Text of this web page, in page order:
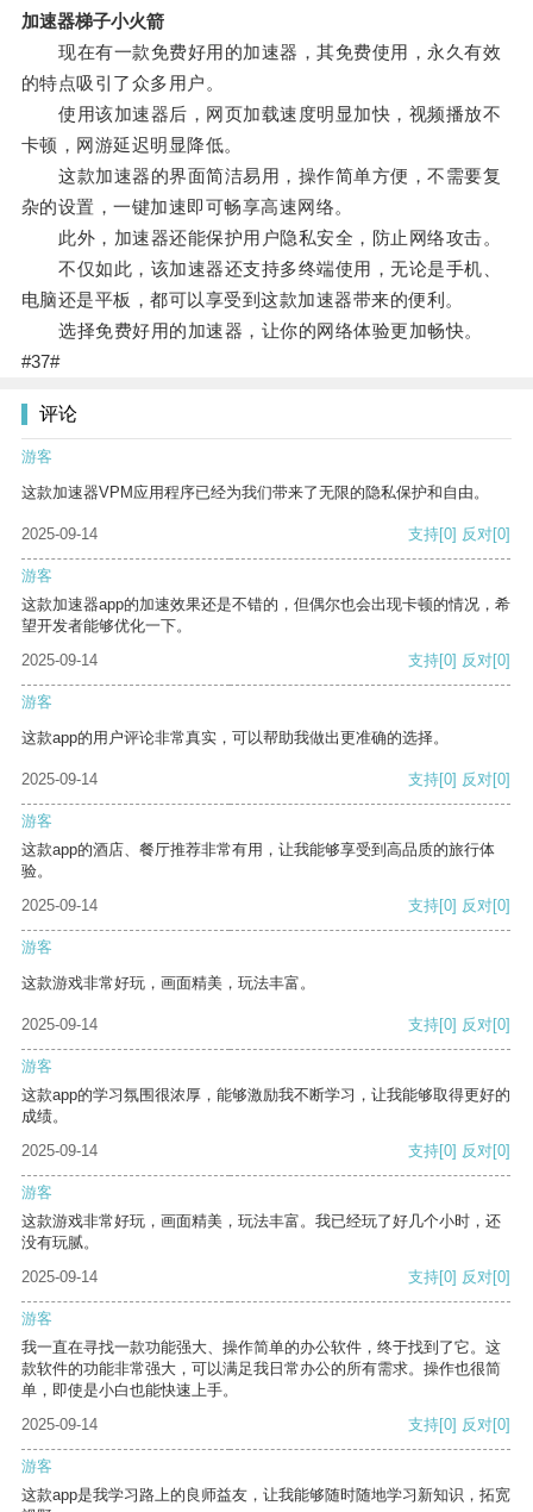
加速器梯子小火箭
现在有一款免费好用的加速器，其免费使用，永久有效
的特点吸引了众多用户。
使用该加速器后，网页加载速度明显加快，视频播放不
卡顿，网游延迟明显降低。
这款加速器的界面简洁易用，操作简单方便，不需要复
杂的设置，一键加速即可畅享高速网络。
此外，加速器还能保护用户隐私安全，防止网络攻击。
不仅如此，该加速器还支持多终端使用，无论是手机、
电脑还是平板，都可以享受到这款加速器带来的便利。
选择免费好用的加速器，让你的网络体验更加畅快。
#37#
评论
游客
这款加速器VPM应用程序已经为我们带来了无限的隐私保护和自由。
2025-09-14 支持[0] 反对[0]
游客
这款加速器app的加速效果还是不错的，但偶尔也会出现卡顿的情况，希
望开发者能够优化一下。
2025-09-14
支持[0] 反对[0]
游客
这款app的用户评论非常真实，可以帮助我做出更准确的选择。
2025-09-14 支持[0] 反对[0]
游客
这款app的酒店、餐厅推荐非常有用，让我能够享受到高品质的旅行体
验。
2025-09-14
支持[0] 反对[0]
游客
这款游戏非常好玩，画面精美，玩法丰富。
2025-09-14 支持[0] 反对[0]
游客
这款app的学习氛围很浓厚，能够激励我不断学习，让我能够取得更好的
成绩。
2025-09-14
支持[0] 反对[0]
游客
这款游戏非常好玩，画面精美，玩法丰富。我已经玩了好几个小时，还
没有玩腻。
2025-09-14
支持[0] 反对[0]
游客
我一直在寻找一款功能强大、操作简单的办公软件，终于找到了它。这
款软件的功能非常强大，可以满足我日常办公的所有需求。操作也很简
单，即使是小白也能快速上手。
2025-09-14
支持[0] 反对[0]
游客
这款app是我学习路上的良师益友，让我能够随时随地学习新知识，拓宽